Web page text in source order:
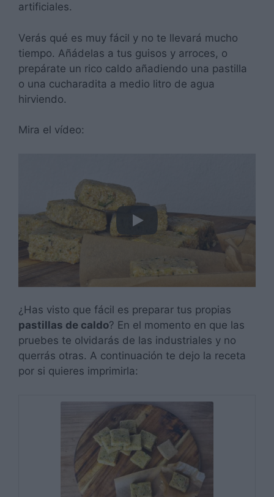
artificiales.
Verás qué es muy fácil y no te llevará mucho
tiempo. Añádelas a tus guisos y arroces, o
prepárate un rico caldo añadiendo una pastilla
o una cucharadita a medio litro de agua
hirviendo.
Mira el vídeo:
¿Has visto que fácil es preparar tus propias
pastillas de caldo? En el momento en que las
pruebes te olvidarás de las industriales y no
querrás otras. A continuación te dejo la receta
por si quieres imprimirla: